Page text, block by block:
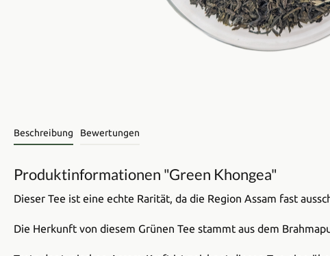
Beschreibung Bewertungen
Produktinformationen "Green Khongea"
Dieser Tee ist eine echte Rarität, da die Region Assam fast
Die Herkunft von diesem Grünen Tee stammt aus dem